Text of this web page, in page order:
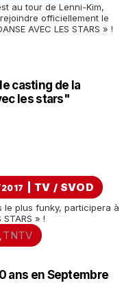
au tour de Lenni-Kim,
officiellement le
AVEC LES STARS » !
casting de la
les stars"
TV / SVOD
le plus funky, participera à
» !
TNTV
ans en Septembre